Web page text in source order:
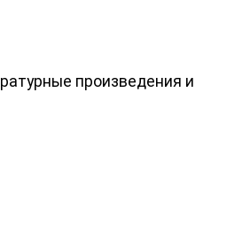
произведения и